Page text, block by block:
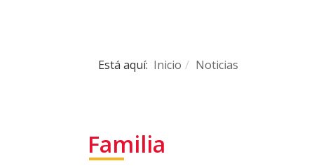
Está aquí: Inicio Noticias
Familia